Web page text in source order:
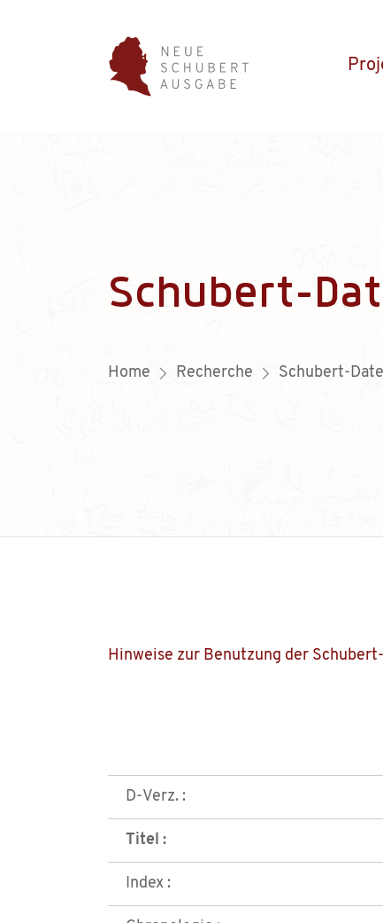
Schubert-
Home Recherche Schubert-
Hinweise zur Benutzung der
D-Verz. :
Titel :
Index :